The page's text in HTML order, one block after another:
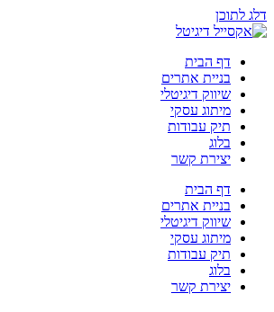
דלג לתוכן
דף הבית
בניית אתרים
שיווק דיגיטלי
מיתוג עסקי
תיק עבודות
בלוג
יצירת קשר
דף הבית
בניית אתרים
שיווק דיגיטלי
מיתוג עסקי
תיק עבודות
בלוג
יצירת קשר